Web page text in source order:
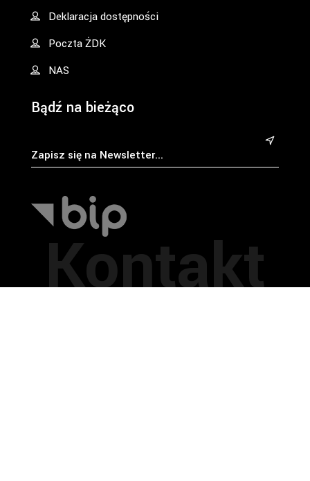
Kontakt
Deklaracja dostępności
Poczta ŻDK
NAS
Bądź na bieżąco
&